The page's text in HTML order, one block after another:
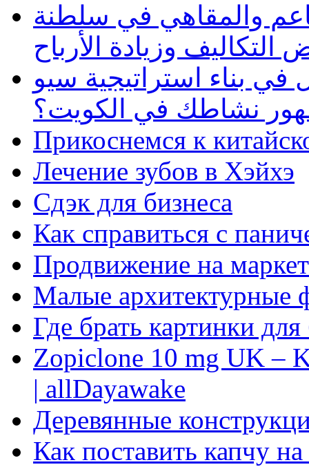
والمقاهي في سلطنة
وزيادة الأرباح
بناء استراتيجية سيو
نشاطك في الكويت؟
Прикоснемся к
Лечение зубов в Хэйхэ
Сдэк для бизнеса
Как справиться с
Продвижение на
Малые архитектурные
Где брать картинки
Zopiclone 10 mg UK –
| allDayawake
Деревянные
Как поставить капчу